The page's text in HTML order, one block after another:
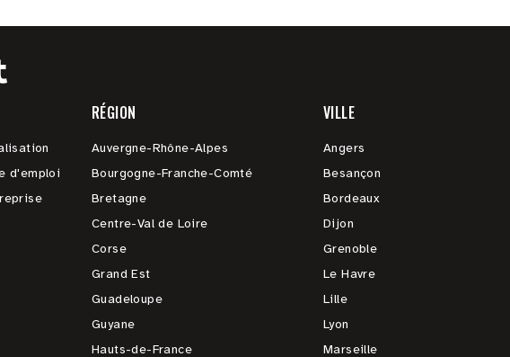
d'emploi
RÉGION
Auvergne-Rhône-Alpes
Bourgogne-Franche-Comté
Bretagne
Centre-Val de Loire
Corse
Grand Est
Guadeloupe
Guyane
Hauts-de-France
VILLE
Angers
Besançon
Bordeaux
Dijon
Grenoble
Le Havre
Lille
Lyon
Marseille